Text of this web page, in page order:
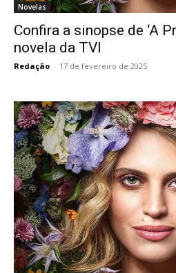
Novelas
Confira a sinopse de ‘A
novela da TVI
Redação - 17 de fevereiro de 2025